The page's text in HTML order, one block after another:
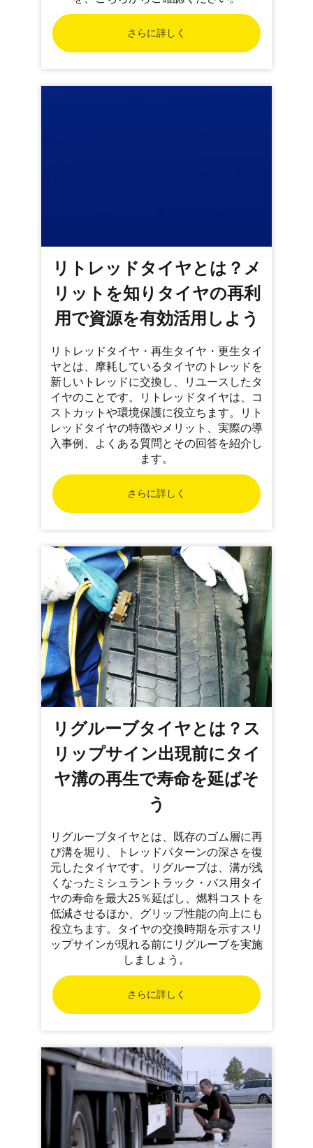
さらに詳しく
リトレッドタイヤとは？メ
リットを知りタイヤの再利
用で資源を有効活用しよう
リトレッドタイヤ・再生タイヤ・更生タイ
ヤとは、摩耗しているタイヤのトレッドを
新しいトレッドに交換し、リユースしたタ
イヤのことです。リトレッドタイヤは、コ
ストカットや環境保護に役立ちます。リト
レッドタイヤの特徴やメリット、実際の導
入事例、よくある質問とその回答を紹介し
ます。
さらに詳しく
リグルーブタイヤとは？ス
リップサイン出現前にタイ
ヤ溝の再生で寿命を延ばそ
う
リグルーブタイヤとは、既存のゴム層に再
び溝を堀り、トレッドパターンの深さを復
元したタイヤです。リグルーブは、溝が浅
くなったミシュラントラック・バス用タイ
ヤの寿命を最大25％延ばし、燃料コストを
低減させるほか、グリップ性能の向上にも
役立ちます。タイヤの交換時期を示すスリ
ップサインが現れる前にリグルーブを実施
しましょう。
さらに詳しく